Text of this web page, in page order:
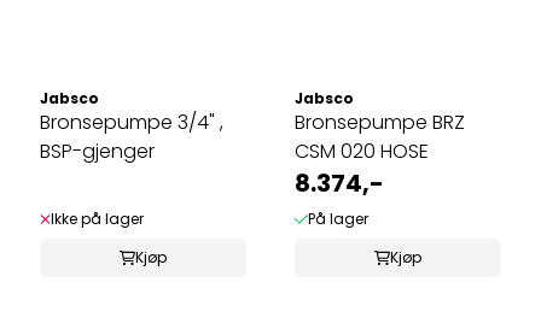
Jabsco
Bronsepumpe 3/4" ,
BSP-gjenger
Ikke på lager
Kjøp
Jabsco
Bronsepumpe BRZ
CSM 020 HOSE
8.374,-
På lager
Kjøp